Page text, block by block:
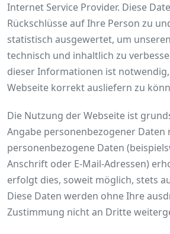
Internet Service Provider. Diese
Rückschlüsse auf Ihre Person zu
statistisch ausgewertet, um
technisch und inhaltlich zu
dieser Informationen ist
Webseite korrekt ausliefern zu
Die Nutzung der Webseite ist
Angabe personenbezogener Daten
personenbezogene Daten
Anschrift oder E-Mail-Adressen)
erfolgt dies, soweit möglich, stets
Diese Daten werden ohne Ihre
Zustimmung nicht an Dritte